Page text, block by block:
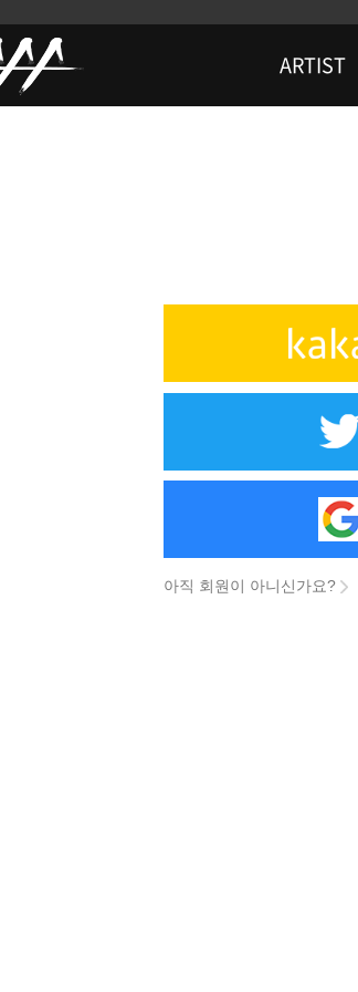
ARTIST
아직 회원이 아니신가요?